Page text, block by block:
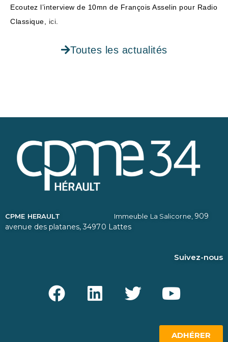
Ecoutez l’interview de 10mn de François Asselin pour Radio
Classique, ici
Toutes les actualités
CPME HERAULT Immeuble La Salicorne, 909
avenue des platanes,34970 Lattes
Suivez-nous
ADHÉRER